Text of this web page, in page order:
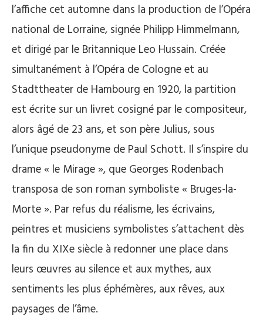
l’affiche cet automne dans la production de l’Opéra
national de Lorraine, signée Philipp Himmelmann,
et dirigé par le Britannique Leo Hussain. Créée
simultanément à l’Opéra de Cologne et au
Stadttheater de Hambourg en 1920, la partition
est écrite sur un livret cosigné par le compositeur,
alors âgé de 23 ans, et son père Julius, sous
l’unique pseudonyme de Paul Schott. Il s’inspire du
drame « le Mirage », que Georges Rodenbach
transposa de son roman symboliste « Bruges-la-
Morte ». Par refus du réalisme, les écrivains,
peintres et musiciens symbolistes s’attachent dès
la fin du XIXe siècle à redonner une place dans
leurs œuvres au silence et aux mythes, aux
sentiments les plus éphémères, aux rêves, aux
paysages de l’âme.